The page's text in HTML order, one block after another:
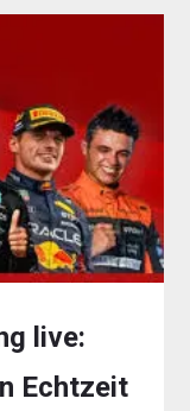
live:
Echtzeit